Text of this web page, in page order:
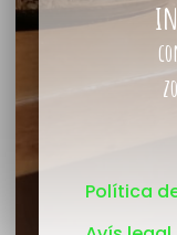
Política